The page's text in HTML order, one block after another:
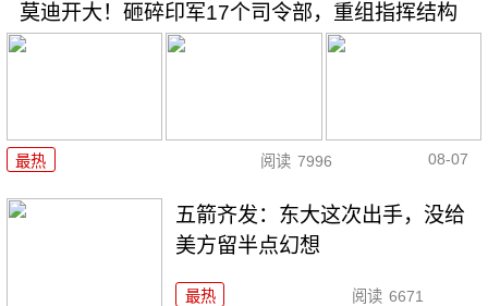
莫迪开大！砸碎印军17个司令部，重组指挥结构
最热 阅读 7996 08-07
五箭齐发：东大这次出手，没给
美方留半点幻想
最热 阅读 6671